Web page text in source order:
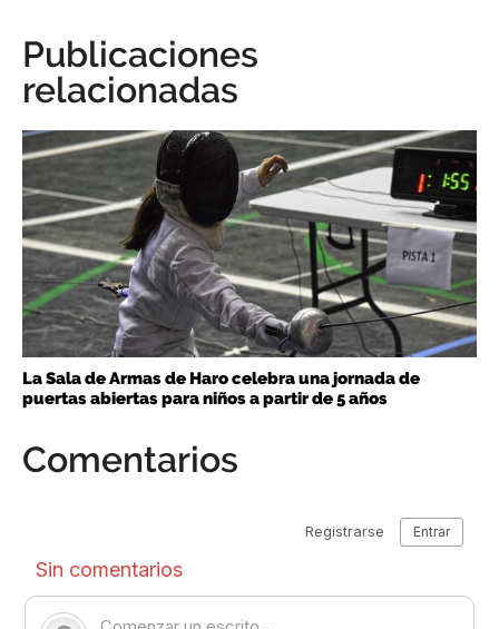
Publicaciones
relacionadas
La Sala de Armas de Haro celebra una jornada de
puertas abiertas para niños a partir de 5 años
Comentarios